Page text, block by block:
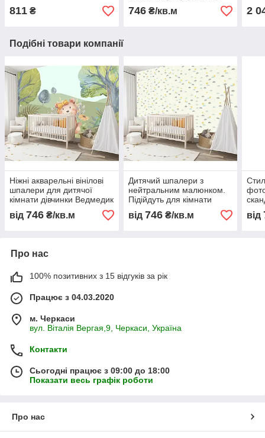
811 ₴
Вашого інтер'єру!
746₴/кв.м 2
Подібні товари компанії
Ніжні акварельні вінілові
шпалери для дитячої
кімнати дівчинки Ведмедик
від 746 ₴/кв.м
Дитячий шпалери з
нейтральним малюнком.
Підійдуть для кімнати
від 746₴/кв.м від
Про нас
100% позитивних з 15 відгуків за рік
Працює з 04.03.2020
м. Черкаси
вул. Віталія Вергая,9, Черкаси, Україна
Контакти
Сьогодні працює з 09:00 до 18:00
Показати весь графік роботи
Про нас